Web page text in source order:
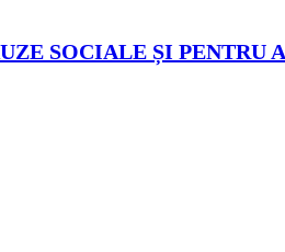
SOCIALE ȘI